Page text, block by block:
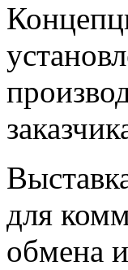
для
обмена